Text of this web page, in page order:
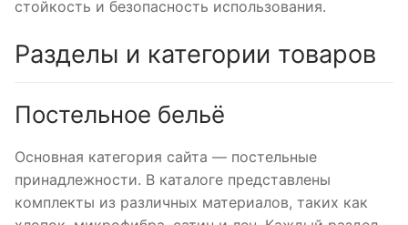
стойкость и безопасность использования.
Разделы и категории товаров
Постельное бельё
Основная категория сайта — постельные
принадлежности. В каталоге представлены
комплекты из различных материалов, таких как